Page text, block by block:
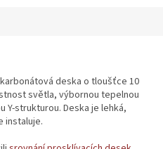
deska o tloušťce 10
světla, výbornou tepelnou
Y-strukturou. Deska je lehká,
instaluje.